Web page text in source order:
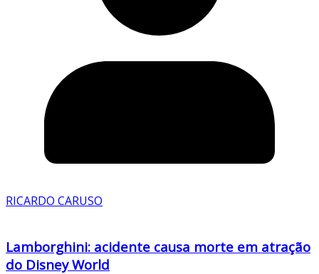
RICARDO CARUSO
Lamborghini: acidente causa morte em atração
do Disney World